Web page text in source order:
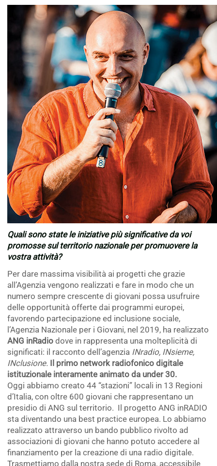
Quali sono state le iniziative più significative da voi
promosse sul territorio nazionale per promuovere la
vostra attività?
Per dare massima visibilità ai progetti che grazie
all’Agenzia vengono realizzati e fare in modo che un
numero sempre crescente di giovani possa usufruire
delle opportunità offerte dai programmi europei,
favorendo partecipazione ed inclusione sociale,
l’Agenzia Nazionale per i Giovani, nel 2019, ha realizzato
ANG inRadio dove in rappresenta una molteplicità di
significati: il racconto dell’agenzia INradio, INsieme,
INclusione. Il primo network radiofonico digitale
istituzionale interamente animato da under 30.
Oggi abbiamo creato 44 “stazioni” locali in 13 Regioni
d’Italia, con oltre 600 giovani che rappresentano un
presidio di ANG sul territorio. Il progetto ANG inRADIO
sta diventando una best practice europea. Lo abbiamo
realizzato attraverso un bando pubblico rivolto ad
associazioni di giovani che hanno potuto accedere al
finanziamento per la creazione di una radio digitale.
Trasmettiamo dalla nostra sede di Roma, accessibile